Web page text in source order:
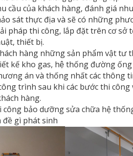
cầu của khách hàng, đánh giá
sát thực địa và sẽ có những
pháp thi công, lắp đặt trên cơ sở
thiết bị.
hàng những sản phẩm vật tư
kế kho gas, hệ thống đường
án và thống nhất các thông
trình sau khi các bước thi
hàng.
công bảo dưỡng sửa chữa hệ
đề gì phát sinh